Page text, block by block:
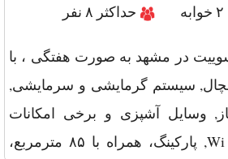
حداکثر ۸ نفر
در مشهد به صورت هفتگی ، با
سیستم گرمایشی و سرمایشی,
وسایل آشپزی و برخی امکانات
نگهبانی, سشوار, Wi Fi, پارکینگ، همراه با ۸۵ مترمربع،